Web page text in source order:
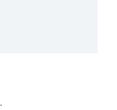
.